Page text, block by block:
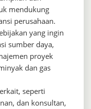
mendukung
perusahaan.
yang ingin
sumber daya,
proyek
dan gas
seperti
dan konsultan,